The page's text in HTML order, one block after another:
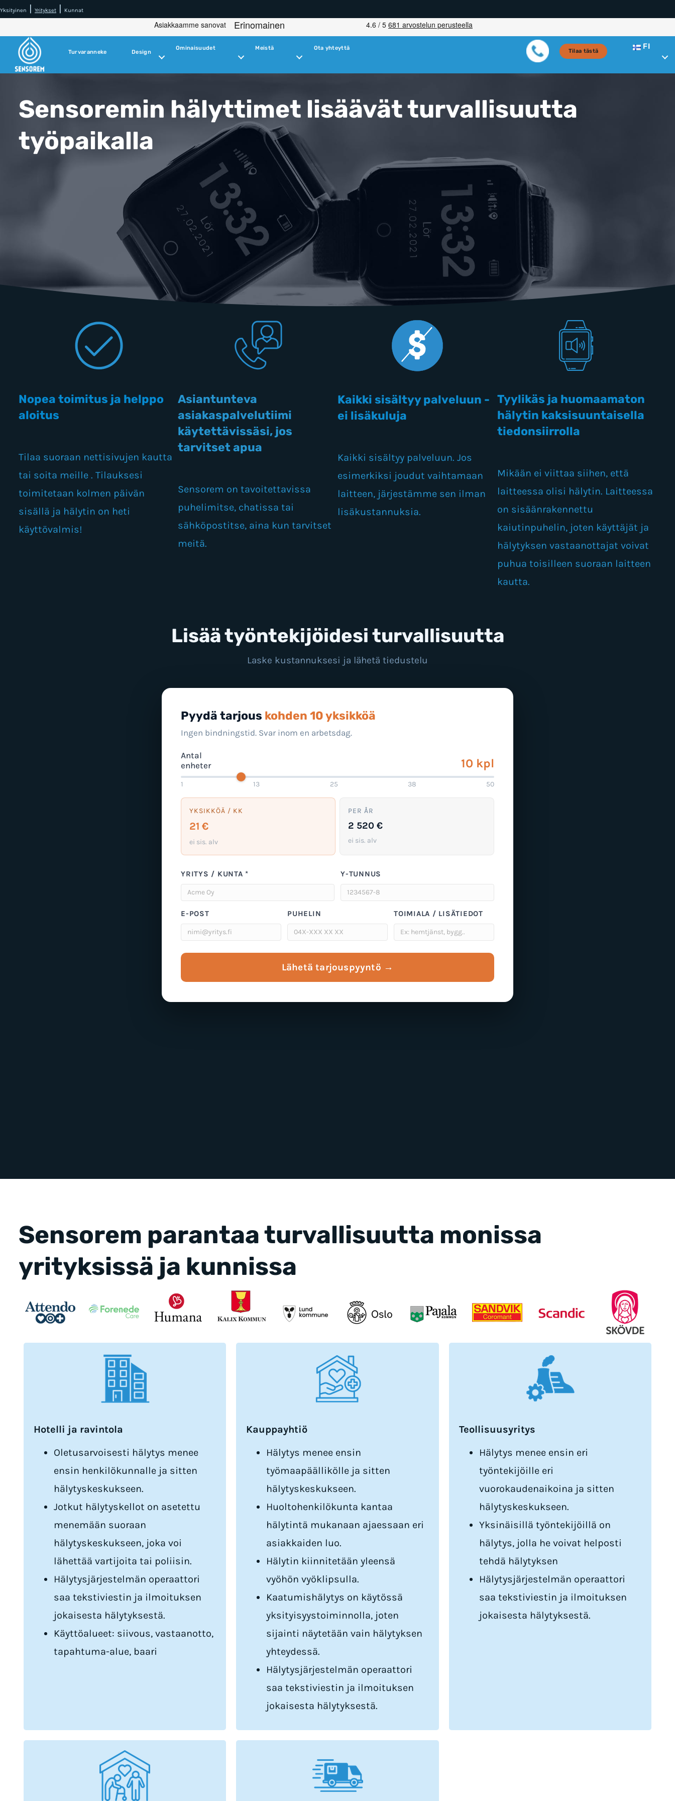
Yksityinen Yritykset Kunnat
Turvaranneke Design
Ominaisuudet Meistä Ota yhteyttä
Tilaa tästä
FI
Sensoremin hälyttimet lisäävät turvallisuutta
työpaikalla
Nopea toimitus ja helppo
aloitus
Tilaa suoraan nettisivujen kautta
tai soita meille . Tilauksesi
toimitetaan kolmen päivän
sisällä ja hälytin on heti
käyttövalmis!
Asiantunteva
asiakaspalvelutiimi
käytettävissäsi, jos
tarvitset apua
Sensorem on tavoitettavissa
puhelimitse, chatissa tai
sähköpostitse, aina kun tarvitset
meitä.
Kaikki sisältyy palveluun -
ei lisäkuluja
Kaikki sisältyy palveluun. Jos
esimerkiksi joudut vaihtamaan
laitteen, järjestämme sen ilman
lisäkustannuksia.
Tyylikäs ja huomaamaton
hälytin kaksisuuntaisella
tiedonsiirrolla
Mikään ei viittaa siihen, että
laitteessa olisi hälytin. Laitteessa
on sisäänrakennettu
kaiutinpuhelin, joten käyttäjät ja
hälytyksen vastaanottajat voivat
puhua toisilleen suoraan laitteen
kautta.
Lisää työntekijöidesi turvallisuutta
Laske kustannuksesi ja lähetä tiedustelu
Pyydä tarjous kohden 10 yksikköä
Ingen bindningstid. Svar inom en arbetsdag.
Antal
enheter
10 kpl
1 13 25 38 50
YKSIKKÖÄ / KK
21 €
ei sis. alv
PER ÅR
2 520 €
ei sis. alv
YRITYS / KUNTA * Y-TUNNUS
E-POST PUHELIN TOIMIALA / LISÄTIEDOT
Lähetä tarjouspyyntö →
Sensorem parantaa turvallisuutta monissa
yrityksissä ja kunnissa
Hotelli ja ravintola
Oletusarvoisesti hälytys menee
ensin henkilökunnalle ja sitten
hälytyskeskukseen.
Jotkut hälytyskellot on asetettu
menemään suoraan
hälytyskeskukseen, joka voi
lähettää vartijoita tai poliisin.
Hälytysjärjestelmän operaattori
saa tekstiviestin ja ilmoituksen
jokaisesta hälytyksestä.
Käyttöalueet: siivous, vastaanotto,
tapahtuma-alue, baari
Kauppayhtiö
Hälytys menee ensin
työmaapäällikölle ja sitten
hälytyskeskukseen.
Huoltohenkilökunta kantaa
hälytintä mukanaan ajaessaan eri
asiakkaiden luo.
Hälytin kiinnitetään yleensä
vyöhön vyöklipsulla.
Kaatumishälytys on käytössä
yksityisyystoiminnolla, joten
sijainti näytetään vain hälytyksen
yhteydessä.
Hälytysjärjestelmän operaattori
saa tekstiviestin ja ilmoituksen
jokaisesta hälytyksestä.
Teollisuusyritys
Hälytys menee ensin eri
työntekijöille eri
vuorokaudenaikoina ja sitten
hälytyskeskukseen.
Yksinäisillä työntekijöillä on
hälytys, jolla he voivat helposti
tehdä hälytyksen
Hälytysjärjestelmän operaattori
saa tekstiviestin ja ilmoituksen
jokaisesta hälytyksestä.